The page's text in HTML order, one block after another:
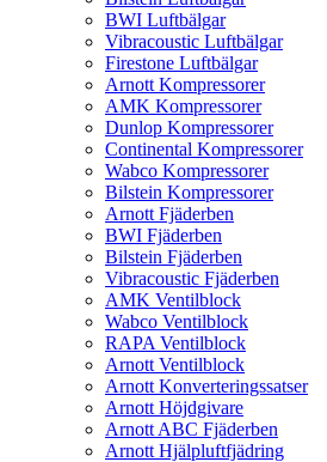
BWI Luftbälgar
Vibracoustic Luftbälgar
Firestone Luftbälgar
Arnott Kompressorer
AMK Kompressorer
Dunlop Kompressorer
Continental Kompressorer
Wabco Kompressorer
Bilstein Kompressorer
Arnott Fjäderben
BWI Fjäderben
Bilstein Fjäderben
Vibracoustic Fjäderben
AMK Ventilblock
Wabco Ventilblock
RAPA Ventilblock
Arnott Ventilblock
Arnott Konverteringssatser
Arnott Höjdgivare
Arnott ABC Fjäderben
Arnott Hjälpluftfjädring